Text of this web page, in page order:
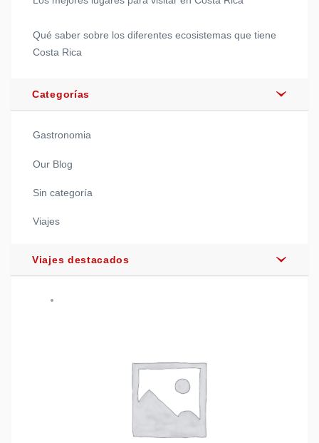
Qué saber sobre los diferentes ecosistemas que tiene
Costa Rica
Categorías
Gastronomia
Our Blog
Sin categoría
Viajes
Viajes destacados